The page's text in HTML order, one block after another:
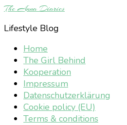
The Anna Diaries
Lifestyle Blog
Home
The Girl Behind
Kooperation
Impressum
Datenschutzerklärung
Cookie policy (EU)
Terms & conditions